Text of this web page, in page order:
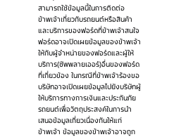
สามารถใช้ข้อมูลนี้ในการติดต่อ
ข้าพเจ้าเกี่ยวกับรถยนต์หรือสินค้า
และบริการของฟอร์ดที่ข้าพเจ้าสนใจ
ฟอร์ดอาจเปิดเผยข้อมูลของข้าพเจ้า
ให้กับผู้จำหน่ายของฟอร์ดและผู้ให้
บริการ(ซัพพลายเออร์)อื่นของฟอร์ด
ที่เกี่ยวข้อง ในกรณีที่ข้าพเจ้าร้องขอ
บริษัทอาจเปิดเผยข้อมูลไปยังบริษัทผู้
ให้บริการทางการเงินและประกันภัย
รถยนต์เพื่อวัตถุประสงค์ในการนำ
เสนอข้อมูลเกี่ยวเนื่องกันให้แก่
ข้าพเจ้า ข้อมูลของข้าพเจ้าอาจถูก